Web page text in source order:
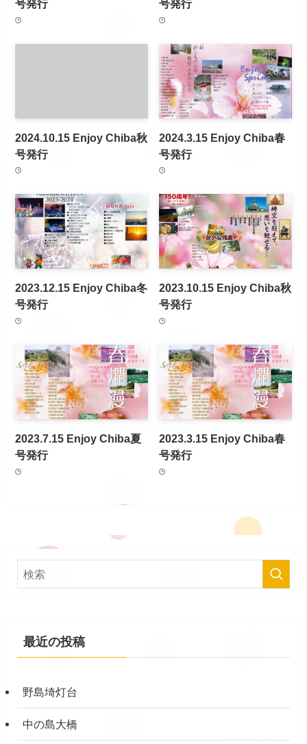
号発行
号発行
2024.10.15 Enjoy Chiba秋
号発行
2024.3.15 Enjoy Chiba春
号発行
2023.12.15 Enjoy Chiba冬
号発行
2023.10.15 Enjoy Chiba秋
号発行
2023.7.15 Enjoy Chiba夏
号発行
2023.3.15 Enjoy Chiba春
号発行
最近の投稿
野島埼灯台
中の島大橋